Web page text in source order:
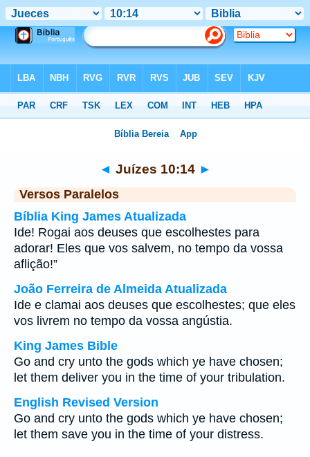
◄ Juízes 10:14 ►
Versos Paralelos
Bíblia King James Atualizada
Ide! Rogai aos deuses que escolhestes para
adorar! Eles que vos salvem, no tempo da vossa
aflição!”
João Ferreira de Almeida Atualizada
Ide e clamai aos deuses que escolhestes; que eles
vos livrem no tempo da vossa angústia.
King James Bible
Go and cry unto the gods which ye have chosen;
let them deliver you in the time of your tribulation.
English Revised Version
Go and cry unto the gods which ye have chosen;
let them save you in the time of your distress.